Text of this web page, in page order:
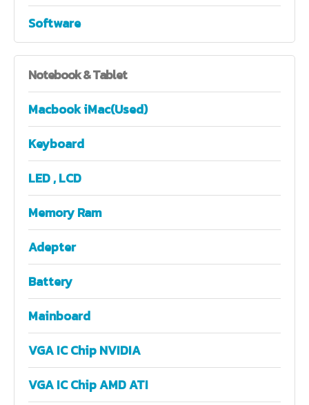
Software
Notebook& Tablet
Macbook iMac(Used)
Keyboard
LED , LCD
Memory Ram
Adepter
Battery
Mainboard
VGA IC Chip NVIDIA
VGA IC Chip AMD ATI